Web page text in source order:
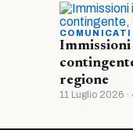
COMUNICATI
regione
11 Luglio 2026 ·